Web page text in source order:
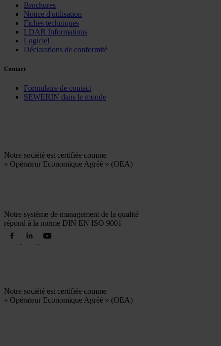
Brochures
Notice d'utilisation
Fiches techniques
LDAR Informations
Logiciel
Déclarations de conformité
Contact
Formulaire de contact
SEWERIN dans le monde
Notre société est certifiée comme
« Opérateur Economique Agréé » (OEA)
Notre système de management de la qualité
répond à la norme DIN EN ISO 9001
Notre société est certifiée comme
« Opérateur Economique Agréé » (OEA)